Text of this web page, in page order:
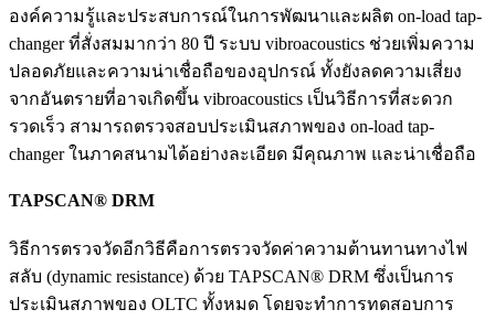
องค์ความรู้และประสบการณ์ในการพัฒนาและผลิต on-load tap-
changer ที่สั่งสมมากว่า 80 ปี ระบบ vibroacoustics ช่วยเพิ่มความ
ปลอดภัยและความน่าเชื่อถือของอุปกรณ์ ทั้งยังลดความเสี่ยง
จากอันตรายที่อาจเกิดขึ้น vibroacoustics เป็นวิธีการที่สะดวก
รวดเร็ว สามารถตรวจสอบประเมินสภาพของ on-load tap-
changer ในภาคสนามได้อย่างละเอียด มีคุณภาพ และน่าเชื่อถือ
TAPSCAN® DRM
วิธีการตรวจวัดอีกวิธีคือการตรวจวัดค่าความต้านทานทางไฟ
สลับ (dynamic resistance) ด้วย TAPSCAN® DRM ซึ่งเป็นการ
ประเมินสภาพของ OLTC ทั้งหมด โดยจะทำการทดสอบการ